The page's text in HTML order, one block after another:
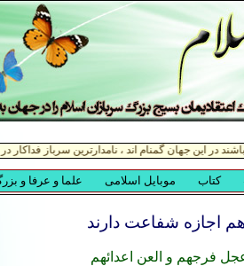
اجازه شفاعت دارند
فرجهم و العن اعدائهم